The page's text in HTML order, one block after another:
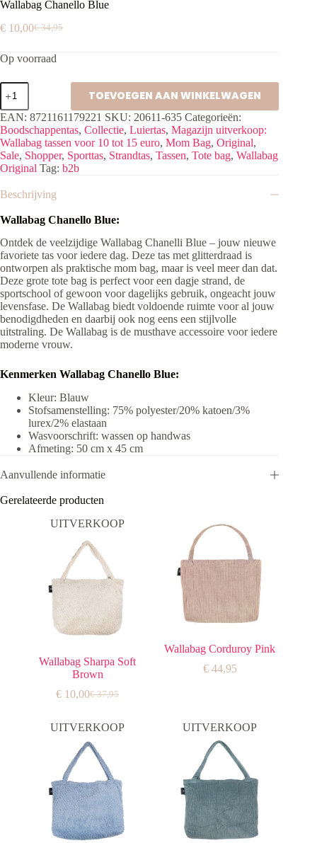
Wallabag Chanello Blue
€34,95
Oorspronkelijke
was:
€ 10,00Huidige
is:
Op voorraad
Wallabag
Chanello
Blue
aantal
TOEVOEGEN AAN WINKELWAGEN
EAN: 8721161179221 SKU: 20611-635 Categorieën:
Boodschappentas, Collectie, Luiertas, Magazijn uitverkoop:
Wallabag tassen voor 10 tot 15 euro, Mom Bag, Original,
Sale, Shopper, Sporttas, Strandtas, Tassen, Tote bag, Wallabag
Original Tag: b2b
Beschrijving
Wallabag Chanello Blue:
Ontdek de veelzijdige Wallabag Chanelli Blue – jouw nieuwe
favoriete tas voor iedere dag. Deze tas met glitterdraad is
ontworpen als praktische mom bag, maar is veel meer dan dat.
Deze grote tote bag is perfect voor een dagje strand, de
sportschool of gewoon voor dagelijks gebruik, ongeacht jouw
levensfase. De Wallabag biedt voldoende ruimte voor al jouw
benodigdheden en daarbij ook nog eens een stijlvolle
uitstraling. De Wallabag is de musthave accessoire voor iedere
moderne vrouw.
Kenmerken Wallabag Chanello Blue:
Kleur: Blauw
Stofsamenstelling: 75% polyester/20% katoen/3%
lurex/2% elastaan
Wasvoorschrift: wassen op handwas
Afmeting: 50 cm x 45 cm
Aanvullende informatie
Gerelateerde producten
UITVERKOOP
Wallabag Sharpa Soft
Brown
€37,95
Oorspronkelijke
was:
€ 10,00Huidige
is:
Wallabag Corduroy Pink
€44,95
UITVERKOOP UITVERKOOP